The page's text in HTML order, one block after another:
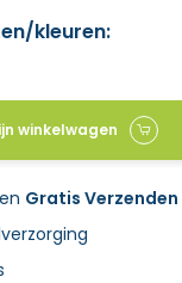
kleuren:
winkelwagen
Gratis Verzenden